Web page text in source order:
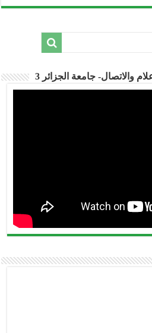
والاتصال- جامعة الجزائر 3